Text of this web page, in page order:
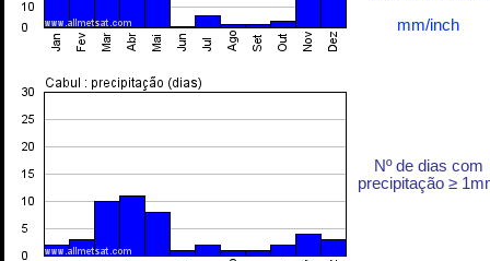
mm/inch
Nº de dias com
precipitação ≥